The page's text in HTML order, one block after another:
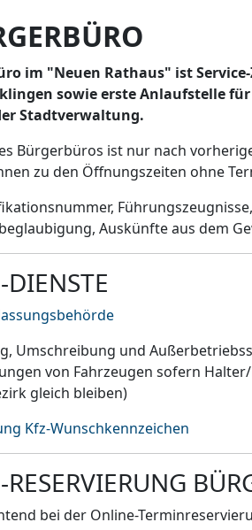
im "Neuen Rathaus" ist
sowie erste Anlaufstelle
Stadtverwaltung.
Bürgerbüros ist nur nach
zu den Öffnungszeiten ohne
Auskünfte aus dem
Umschreibung und
von Fahrzeugen sofern
gleich bleiben)
Kfz-Wunschkennzeichen
bei der Online-